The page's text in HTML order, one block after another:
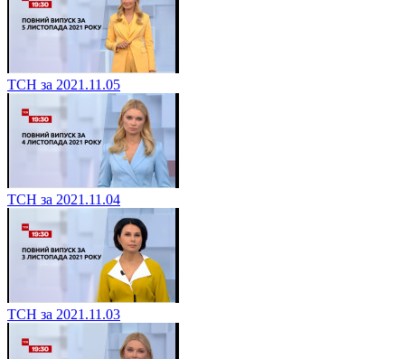
ТСН за 2021.11.05
ТСН за 2021.11.04
ТСН за 2021.11.03